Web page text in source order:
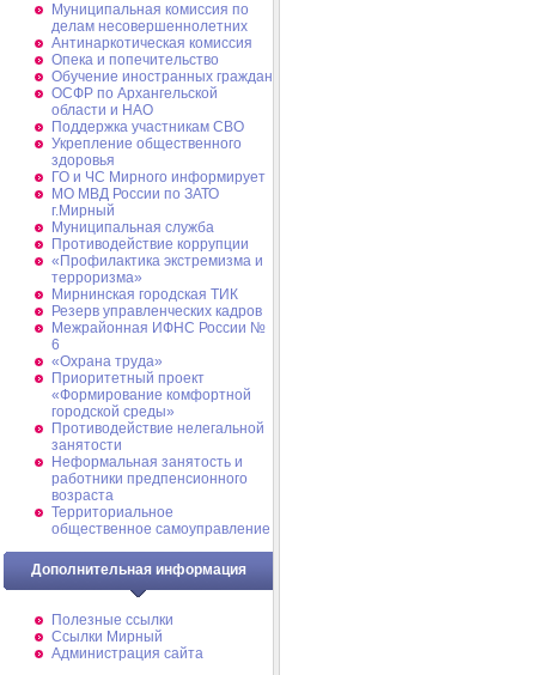
Муниципальная комиссия по
делам несовершеннолетних
Антинаркотическая комиссия
Опека и попечительство
Обучение иностранных граждан
ОСФР по Архангельской
области и НАО
Поддержка участникам СВО
Укрепление общественного
здоровья
ГО и ЧС Мирного информирует
МО МВД России по ЗАТО
г.Мирный
Муниципальная cлужба
Противодействие коррупции
«Профилактика экстремизма и
терроризма»
Мирнинская городская ТИК
Резерв управленческих кадров
Межрайонная ИФНС России №
6
«Охрана труда»
Приоритетный проект
«Формирование комфортной
городской среды»
Противодействие нелегальной
занятости
Неформальная занятость и
работники предпенсионного
возраста
Территориальное
общественное самоуправление
Дополнительная информация
Полезные ссылки
Ссылки Мирный
Администрация сайта